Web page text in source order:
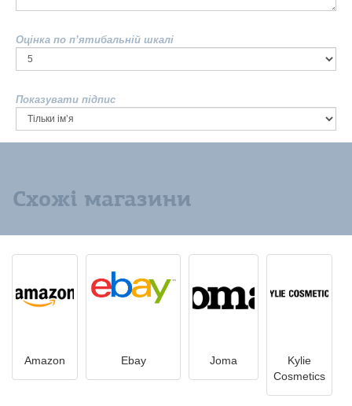
Оцінка по п’ятибальній шкалі
Показувати підпис
Схожі магазини
Amazon Ebay Joma
Kylie
Cosmetics